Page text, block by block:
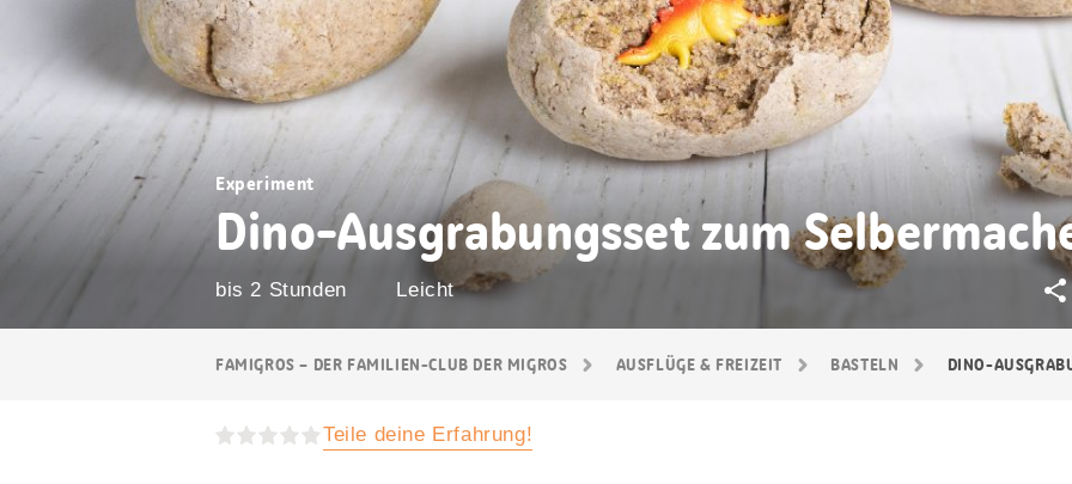
FAMIGROS – DER FAMILIEN-CLUB DER MIGROS AUSFLÜGE & FREIZEIT BASTELN DINO-
Teile deine Erfahrung!
Experiment
Dino-Ausgrabungsset zum
bis 2 Stunden Leicht